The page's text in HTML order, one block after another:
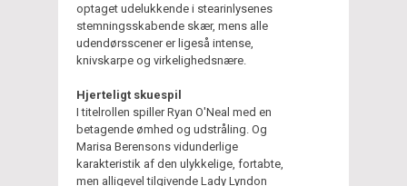
optaget udelukkende i stearinlysenes
stemningsskabende skær, mens alle
udendørsscener er ligeså intense,
knivskarpe og virkelighedsnære.
Hjerteligt skuespil
I titelrollen spiller Ryan O'Neal med en
betagende ømhed og udstråling. Og
Marisa Berensons vidunderlige
karakteristik af den ulykkelige, fortabte,
men alligevel tilgivende Lady Lyndon